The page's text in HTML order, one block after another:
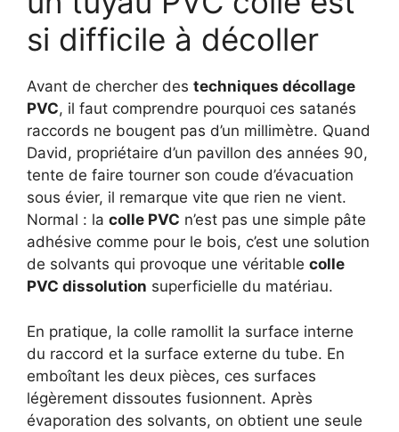
si difficile à décoller
Avant de chercher des techniques décollage
PVC, il faut comprendre pourquoi ces satanés
raccords ne bougent pas d’un millimètre. Quand
David, propriétaire d’un pavillon des années 90,
tente de faire tourner son coude d’évacuation
sous évier, il remarque vite que rien ne vient.
Normal : la colle PVC n’est pas une simple pâte
adhésive comme pour le bois, c’est une solution
de solvants qui provoque une véritable colle
PVC dissolution superficielle du matériau.
En pratique, la colle ramollit la surface interne
du raccord et la surface externe du tube. En
emboîtant les deux pièces, ces surfaces
légèrement dissoutes fusionnent. Après
évaporation des solvants, on obtient une seule